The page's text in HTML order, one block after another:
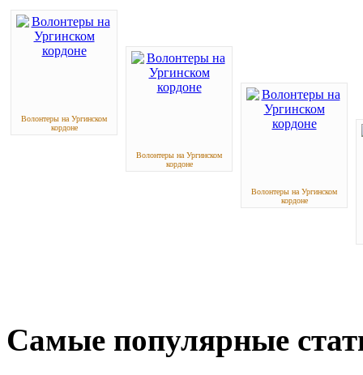
Волонтеры на Ургинском
кордоне
Волонтеры на Ургинском
кордоне
Волонтеры на Ургинском
кордоне
Самые популярные